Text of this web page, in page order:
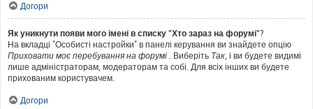
Догори
Як уникнути появи мого імені в списку "Хто зараз на форумі"?
На вкладці "Особисті настройки" в панелі керування ви знайдете опцію
Приховати моє перебування на форумі . Виберіть Так, і ви будете видимі
лише адміністраторам, модераторам та собі. Для всіх інших ви будете
прихованим користувачем.
Догори